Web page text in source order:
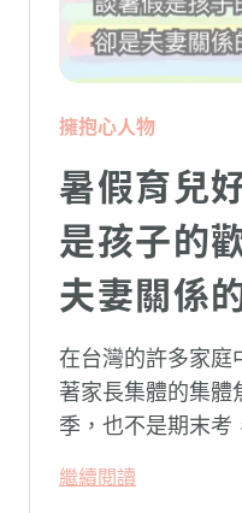
擁抱心人物
暑假育兒
是孩子的
夫妻關係
在台灣的許多家庭
著家長集體的集體
季，也不是期末考
家庭，原本由學校
繼續閱讀